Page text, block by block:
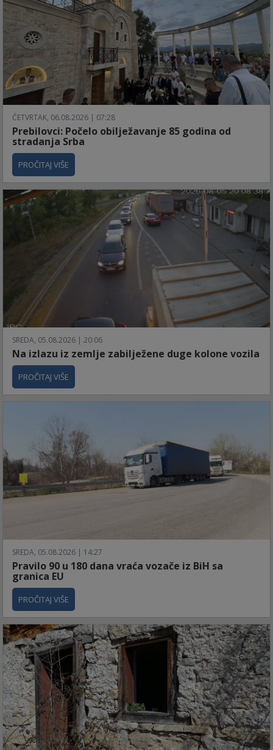
ČETVRTAK, 06.08.2026 | 07:28
Prebilovci: Počelo obilježavanje 85 godina od
stradanja Srba
PROČITAJ VIŠE
SREDA, 05.08.2026 | 20:06
Na izlazu iz zemlje zabilježene duge kolone vozila
PROČITAJ VIŠE
SREDA, 05.08.2026 | 14:27
Pravilo 90 u 180 dana vraća vozače iz BiH sa
granica EU
PROČITAJ VIŠE